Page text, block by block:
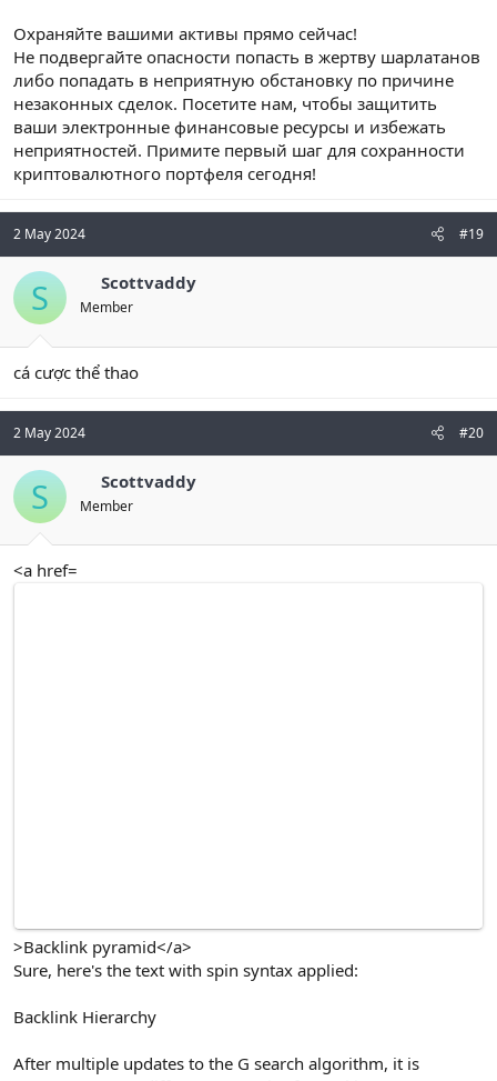
Охраняйте вашими активы прямо сейчас!
Не подвергайте опасности попасть в жертву шарлатанов
либо попадать в неприятную обстановку по причине
незаконных сделок. Посетите нам, чтобы защитить
ваши электронные финансовые ресурсы и избежать
неприятностей. Примите первый шаг для сохранности
криптовалютного портфеля сегодня!
2 May 2024 #19
S Scottvaddy
Member
cá cược thể thao
2 May 2024 #20
S Scottvaddy
Member
<a href=
>Backlink pyramid</a>
Sure, here's the text with spin syntax applied:
Backlink Hierarchy
After multiple updates to the G search algorithm, it is